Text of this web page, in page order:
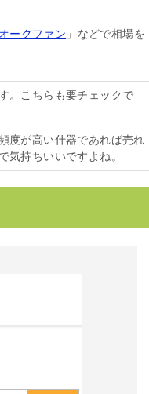
オークファン 」などで相場を
。こちらも要チェックで
度が高い什器であれば売れ
気持ちいいですよね。